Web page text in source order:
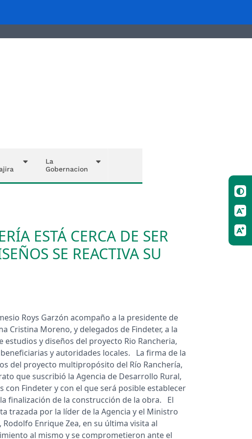
La
Gobernacion
ESTÁ CERCA DE SER
SE REACTIVA SU
Roys Garzón acompaño a la presidente de
Cristina Moreno, y delegados de Findeter, a la
y diseños del proyecto Rio Rancheria,
y autoridades locales. La firma de la
del proyecto multipropósito del Río Ranchería,
que suscribió la Agencia de Desarrollo Rural,
con Findeter y con el que será posible establecer
finalización de la construcción de la obra. El
trazada por la líder de la Agencia y el Ministro
Enrique Zea, en su última visita al
al mismo y se comprometieron ante el